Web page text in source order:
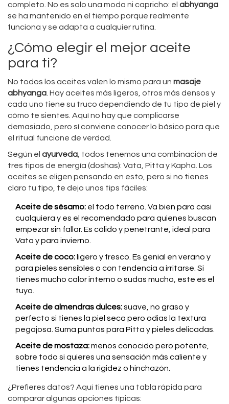
completo. No es solo una moda ni capricho: el abhyanga
se ha mantenido en el tiempo porque realmente
funciona y se adapta a cualquier rutina.
¿Cómo elegir el mejor aceite
para ti?
No todos los aceites valen lo mismo para un masaje
abhyanga . Hay aceites más ligeros, otros más densos y
cada uno tiene su truco dependiendo de tu tipo de piel y
cómo te sientes. Aquí no hay que complicarse
demasiado, pero sí conviene conocer lo básico para que
el ritual funcione de verdad.
Según el ayurveda , todos tenemos una combinación de
tres tipos de energía (doshas): Vata, Pitta y Kapha. Los
aceites se eligen pensando en esto, pero si no tienes
claro tu tipo, te dejo unos tips fáciles:
Aceite de sésamo: el todo terreno. Va bien para casi
cualquiera y es el recomendado para quienes buscan
empezar sin fallar. Es cálido y penetrante, ideal para
Vata y para invierno.
Aceite de coco: ligero y fresco. Es genial en verano y
para pieles sensibles o con tendencia a irritarse. Si
tienes mucho calor interno o sudas mucho, este es el
tuyo.
Aceite de almendras dulces:suave, no graso y
perfecto si tienes la piel seca pero odias la textura
pegajosa. Suma puntos para Pitta y pieles delicadas.
Aceite de mostaza:menos conocido pero potente,
sobre todo si quieres una sensación más caliente y
tienes tendencia a la rigidez o hinchazón.
¿Prefieres datos? Aquí tienes una tabla rápida para
comparar algunas opciones típicas: